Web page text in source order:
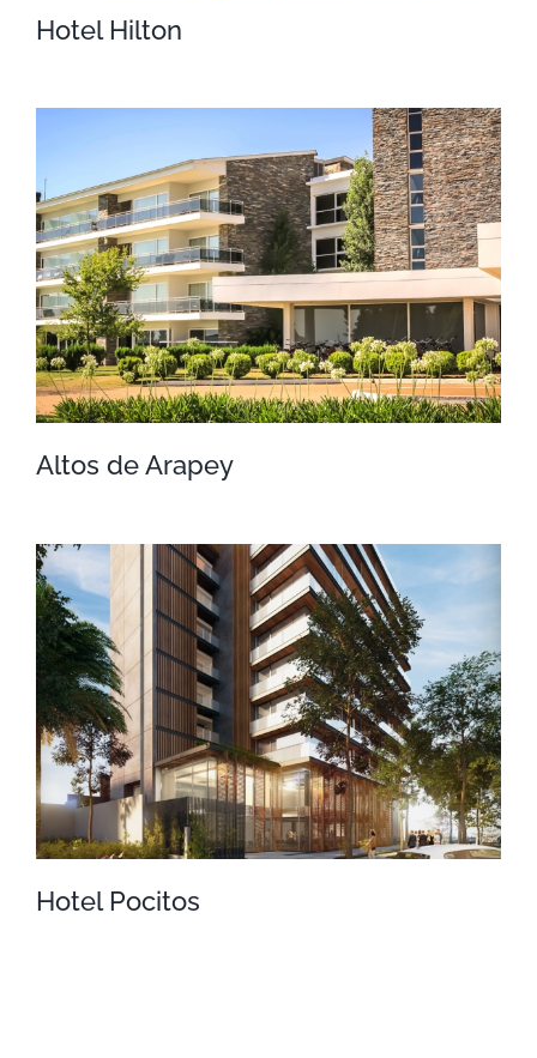
Hotel Hilton
Hotel Hilton
Altos de Arapey
Altos de Arapey
Hotel Pocitos